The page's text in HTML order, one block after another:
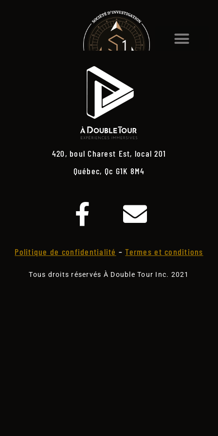
420, boul Charest Est, local 201
Québec, Qc G1K 8M4
Politique de confidentialité –Termes et conditions
Tous droits réservés À Double Tour Inc. 2021